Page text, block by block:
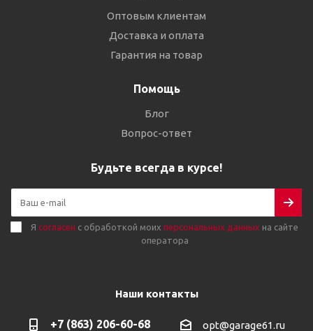
Оптовым клиентам
Доставка и оплата
Гарантия на товар
Помощь
Блог
Вопрос-ответ
Будьте всегда в курсе!
Я согласен с обработкой моих персональных данных на сайте
оператора
Наши контакты
+7 (863) 206-60-68 opt@garage61.ru